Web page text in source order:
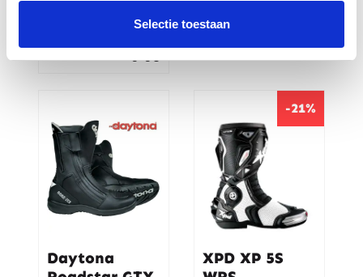
Selectie toestaan
€169,95
Daytona
-21%
XPD XP 5S